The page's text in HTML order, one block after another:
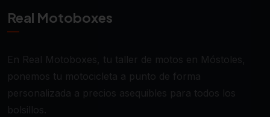
Real Motoboxes
En Real Motoboxes, tu taller de motos en Móstoles,
ponemos tu motocicleta a punto de forma
personalizada a precios asequibles para todos los
bolsillos.